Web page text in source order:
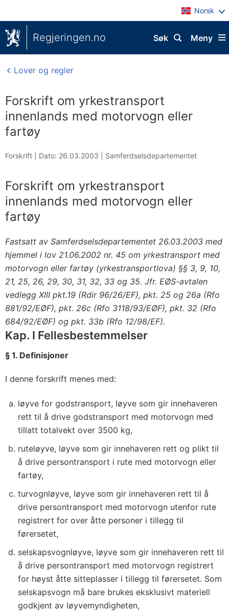
Norsk
Regjeringen.no Meny
Søk
Lover og regler
Forskrift om yrkestransport
innenlands med motorvogn eller
fartøy
Forskrift | Dato: 26.03.2003 Samferdselsdepartementet
Forskrift om yrkestransport
innenlands med motorvogn eller
fartøy
Fastsatt av Samferdselsdepartementet 26.03.2003 med
hjemmel i lov 21.06.2002 nr. 45 om yrkestransport med
motorvogn eller fartøy (yrkestransportlova) §§ 3, 9, 10,
21, 25, 26, 29, 30, 31, 32, 33 og 35. Jfr. EØS-avtalen
vedlegg XIII pkt.19 (Rdir 96/26/EF), pkt. 25 og 26a (Rfo
881/92/EØF), pkt. 26c (Rfo 3118/93/EØF), pkt. 32 (Rfo
684/92/EØF) og pkt. 33b (Rfo 12/98/EF).
Kap. I Fellesbestemmelser
§ 1. Definisjoner
I denne forskrift menes med:
løyve for godstransport, løyve som gir innehaveren
rett til å drive godstransport med motorvogn med
tillatt totalvekt over 3500 kg,
ruteløyve, løyve som gir innehaveren rett og plikt til
å drive persontransport i rute med motorvogn eller
fartøy,
turvognløyve, løyve som gir innehaveren rett til å
drive persontransport med motorvogn utenfor rute
registrert for over åtte personer i tillegg til
førersetet,
selskapsvognløyve, løyve som gir innehaveren rett til
å drive persontransport med motorvogn registrert
for høyst åtte sitteplasser i tillegg til førersetet. Som
selskapsvogn må bare brukes eksklusivt materiell
godkjent av løyvemyndigheten,